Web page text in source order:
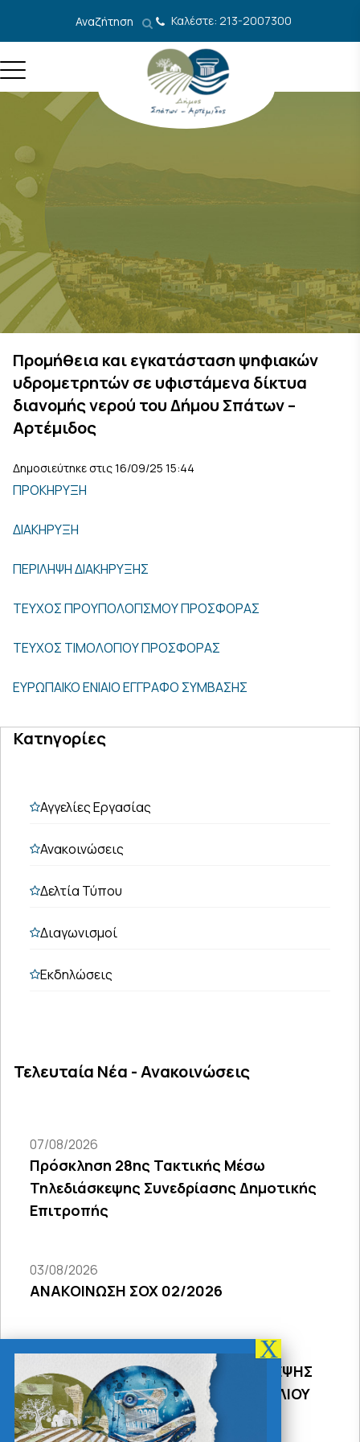
Αναζήτηση Καλέστε: 213-2007300
Προμήθεια και εγκατάσταση ψηφιακών
υδρομετρητών σε υφιστάμενα δίκτυα
διανομής νερού του Δήμου Σπάτων –
Αρτέμιδος
Δημοσιεύτηκε στις 16/09/25 15:44
ΠΡΟΚΗΡΥΞΗ
ΔΙΑΚΗΡΥΞΗ
ΠΕΡΙΛΗΨΗ ΔΙΑΚΗΡΥΞΗΣ
ΤΕΥΧΟΣ ΠΡΟΥΠΟΛΟΓΙΣΜΟΥ ΠΡΟΣΦΟΡΑΣ
ΤΕΥΧΟΣ ΤΙΜΟΛΟΓΙΟΥ ΠΡΟΣΦΟΡΑΣ
ΕΥΡΩΠΑΙΚΟ ΕΝΙΑΙΟ ΕΓΓΡΑΦΟ ΣΥΜΒΑΣΗΣ
Κατηγορίες
Αγγελίες Εργασίας
Ανακοινώσεις
Δελτία Τύπου
Διαγωνισμοί
Εκδηλώσεις
Τελευταία Νέα - Ανακοινώσεις
07/08/2026
Πρόσκληση 28ης Τακτικής Μέσω
Τηλεδιάσκεψης Συνεδρίασης Δημοτικής
Επιτροπής
03/08/2026
ΑΝΑΚΟΙΝΩΣΗ ΣΟΧ 02/2026
31/07/2026
ΠΡΟΣΚΛΗΣΗ 18Σ ΜΕΣΩ ΤΗΛΕΔΙΑΣΚΕΨΗΣ
ΣΥΝΕΔΡΙΑΣΗΣ ΔΗΜΟΤΙΚΟΥ ΣΥΜΒΟΥΛΙΟΥ
2026